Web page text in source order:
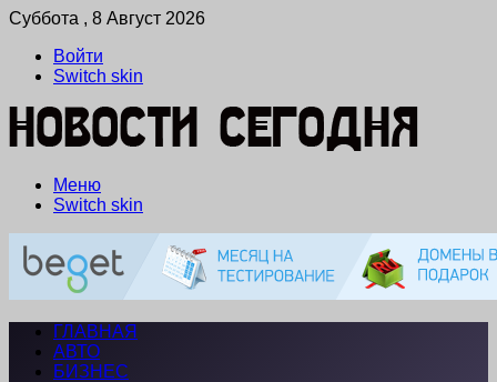
Суббота , 8 Август 2026
Войти
Switch skin
Меню
Switch skin
ГЛАВНАЯ
АВТО
БИЗНЕС